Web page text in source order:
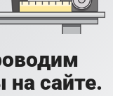
сайте.